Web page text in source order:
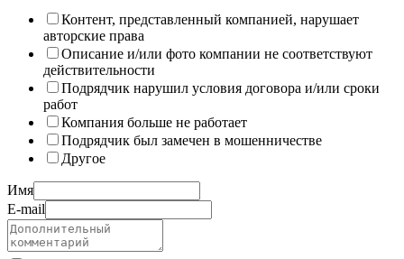
Контент, представленный компанией, нарушает
авторские права
Описание и/или фото компании не соответствуют
действительности
Подрядчик нарушил условия договора и/или сроки
работ
Компания больше не работает
Подрядчик был замечен в мошенничестве
Другое
Имя
E-mail